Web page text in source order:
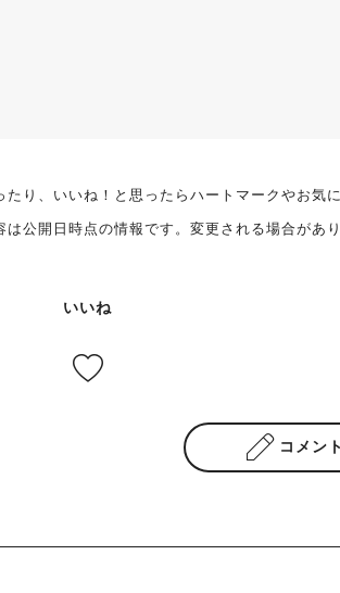
り、いいね！と思ったらハートマークやお気
公開日時点の情報です。変更される場合があ
いいね
コメン